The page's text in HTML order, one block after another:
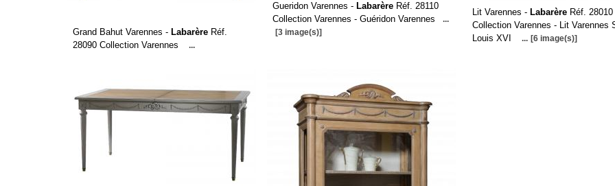
Grand Bahut Varennes - Labarère Réf.
28090 Collection Varennes
...
Gueridon Varennes - Labarère Réf. 28110
Collection Varennes - Guéridon Varennes
...
[3 image(s)]
Lit Varennes - Labarère Réf. 28010
Collection Varennes - Lit Varennes
Louis XVI
... [6 image(s)]